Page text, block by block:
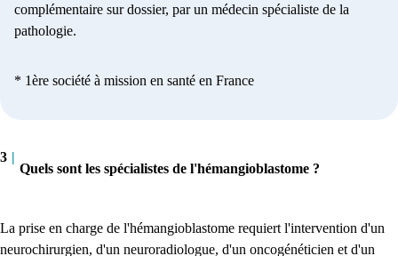
complémentaire sur dossier, par un médecin spécialiste de la
pathologie.
* 1ère société à mission en santé en France
3 |
Quels sont les spécialistes de l'hémangioblastome ?
La prise en charge de l'hémangioblastome requiert l'intervention d'un
neurochirurgien, d'un neuroradiologue, d'un oncogénéticien et d'un